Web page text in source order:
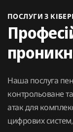
ПОСЛУГИ З
Наша послуга
контрольоване
атак для
цифрових систем,